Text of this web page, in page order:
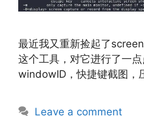
最近我又重新捡起了
这个工具，对它进行了一
windowID，快捷键截图，
Leave a comment